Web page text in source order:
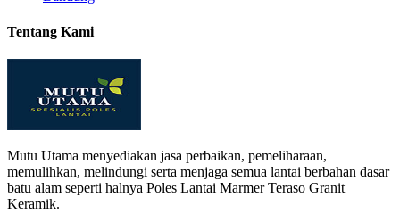
Tentang Kami
Mutu Utama menyediakan jasa perbaikan, pemeliharaan,
memulihkan, melindungi serta menjaga semua lantai berbahan dasar
batu alam seperti halnya Poles Lantai Marmer Teraso Granit
Keramik.